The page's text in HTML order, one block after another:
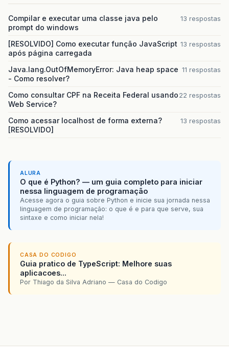
Compilar e executar uma classe java pelo
prompt do windows
13 respostas
[RESOLVIDO] Como executar função JavaScript
após página carregada
13 respostas
Java.lang.OutOfMemoryError: Java heap space
- Como resolver?
11 respostas
Como consultar CPF na Receita Federal usando
Web Service?
22 respostas
Como acessar localhost de forma externa?
[RESOLVIDO]
13 respostas
ALURA
O que é Python? — um guia completo para iniciar
nessa linguagem de programação
Acesse agora o guia sobre Python e inicie sua jornada nessa
linguagem de programação: o que é e para que serve, sua
sintaxe e como iniciar nela!
CASA DO CODIGO
Guia pratico de TypeScript: Melhore suas
aplicacoes...
Por Thiago da Silva Adriano — Casa do Codigo